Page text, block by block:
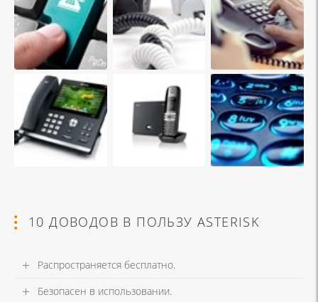
10 ДОВОДОВ В ПОЛЬЗУ ASTERISK
Распространяется бесплатно.
Безопасен в использовании.